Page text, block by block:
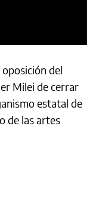
del
Milei de cerrar
estatal de
de las artes